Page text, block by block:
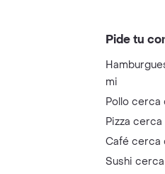
Pide tu
mi
Pollo cerca
Pizza
Café cerca
Sushi